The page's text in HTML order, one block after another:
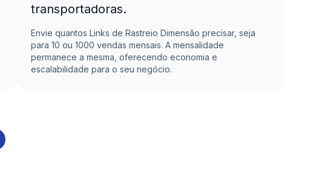
transportadoras.
Envie quantos Links de RastreioDimensãoprecisar, seja
para 10 ou 1000 vendas mensais. A mensalidade
permanece a mesma, oferecendo economia e
escalabilidade para o seu negócio.